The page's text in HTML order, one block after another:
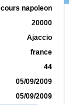
cours napoleon
20000
Ajaccio
france
44
05/09/2009
05/09/2009